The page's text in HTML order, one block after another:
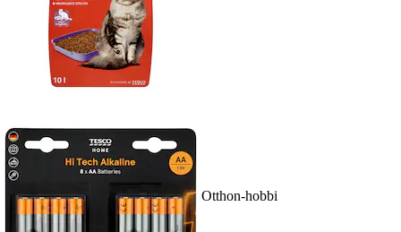
Otthon-hobbi